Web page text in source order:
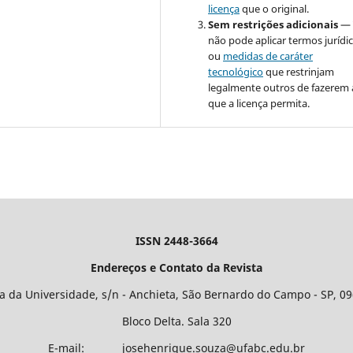
licençaque o original.
Sem restrições adicionais—
não pode aplicar termos
ou medidas de caráter
tecnológicoque restrinjam
legalmente outros de fazerem
que a licença permita.
ISSN 2448-3664
Endereços e Contato da Revista
da Universidade, s/n - Anchieta, São Bernardo do Campo - SP,
Bloco Delta. Sala 320
E-mail: josehenrique.souza@ufabc.edu.br